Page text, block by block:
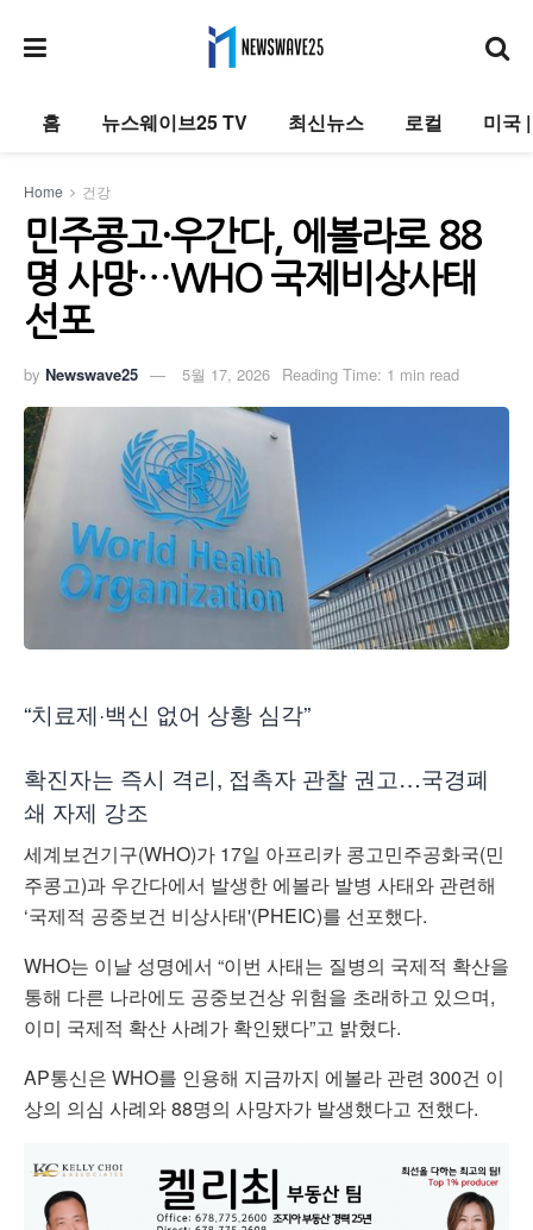
홈 뉴스웨이브25 TV 최신뉴스 로컬 미국
Home 건강
민주콩고·우간다, 에볼라로 88
명 사망…WHO 국제비상사태
선포
by Newswave25 5월 17, 2026 Reading Time: 1 min read
“치료제·백신 없어 상황 심각”
확진자는 즉시 격리, 접촉자 관찰 권고…국경폐
쇄 자제 강조
세계보건기구(WHO)가 17일 아프리카 콩고민주공화국(민
주콩고)과 우간다에서 발생한 에볼라 발병 사태와 관련해
‘국제적 공중보건 비상사태'(PHEIC)를 선포했다.
WHO는 이날 성명에서 “이번 사태는 질병의 국제적 확산을
통해 다른 나라에도 공중보건상 위험을 초래하고 있으며,
이미 국제적 확산 사례가 확인됐다”고 밝혔다.
AP통신은 WHO를 인용해 지금까지 에볼라 관련 300건 이
상의 의심 사례와 88명의 사망자가 발생했다고 전했다.